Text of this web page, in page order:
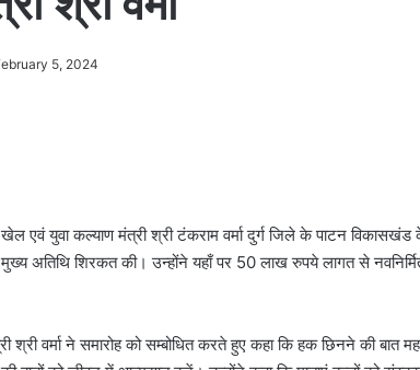
5, 2024
एवं युवा कल्याण मंत्री श्री टंकराम वर्मा दुर्ग जिले के पाटन विकासखंड
अतिथि शिरकत की। उन्होंने यहाँ पर 50 लाख रुपये लागत से
वर्मा ने समारोह को सम्बोधित करते हुए कहा कि हक छिनने की बात